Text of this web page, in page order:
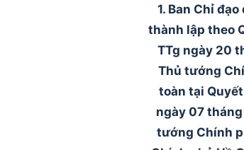
1. Ban Chỉ
thành lập theo
TTg ngày 20
Thủ tướng
toàn tại
ngày 07
tướng Chính